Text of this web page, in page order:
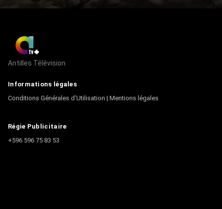
Antilles Télévision
Informations légales
Conditions Générales d’Utilisation | Mentions légales
Régie Publicitaire
+596 596 75 83 53